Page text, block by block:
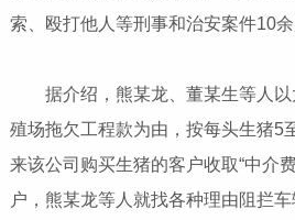
索、殴打他人等刑事和治安案件10余
据介绍，熊某龙、董某生等人以
殖场拖欠工程款为由，按每头生猪5
来该公司购买生猪的客户收取“中介
户，熊某龙等人就找各种理由阻拦